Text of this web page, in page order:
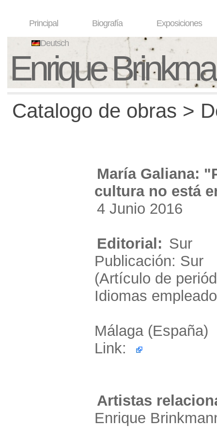
Principal Biografía Exposiciones
Deutsch
Enrique
Catalogo de obras >
María Galiana:
cultura no está
4 Junio 2016
Editorial: Sur
Publicación: Sur
(Artículo de
Idiomas
Málaga (España)
Link:
Artistas
Enrique